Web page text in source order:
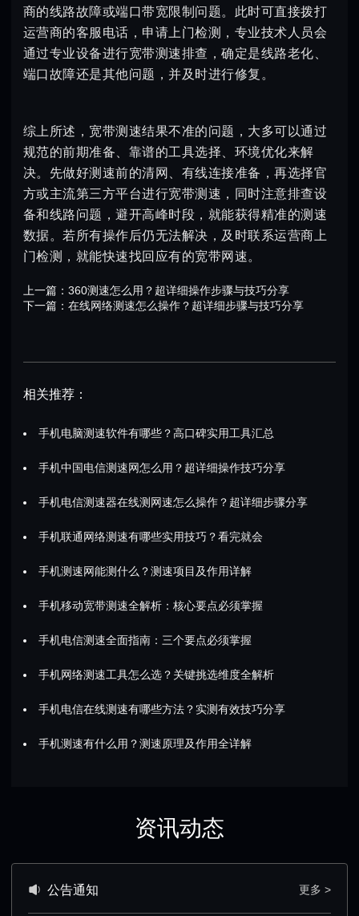
商的线路故障或端口带宽限制问题。此时可直接拨打
运营商的客服电话，申请上门检测，专业技术人员会
通过专业设备进行宽带测速排查，确定是线路老化、
端口故障还是其他问题，并及时进行修复。
综上所述，宽带测速结果不准的问题，大多可以通过
规范的前期准备、靠谱的工具选择、环境优化来解
决。先做好测速前的清网、有线连接准备，再选择官
方或主流第三方平台进行宽带测速，同时注意排查设
备和线路问题，避开高峰时段，就能获得精准的测速
数据。若所有操作后仍无法解决，及时联系运营商上
门检测，就能快速找回应有的宽带网速。
上一篇： 360测速怎么用？超详细操作步骤与技巧分享
下一篇： 在线网络测速怎么操作？超详细步骤与技巧分享
相关推荐：
手机电脑测速软件有哪些？高口碑实用工具汇总
手机中国电信测速网怎么用？超详细操作技巧分享
手机电信测速器在线测网速怎么操作？超详细步骤分享
手机联通网络测速有哪些实用技巧？看完就会
手机测速网能测什么？测速项目及作用详解
手机移动宽带测速全解析：核心要点必须掌握
手机电信测速全面指南：三个要点必须掌握
手机网络测速工具怎么选？关键挑选维度全解析
手机电信在线测速有哪些方法？实测有效技巧分享
手机测速有什么用？测速原理及作用全详解
资讯动态
公告通知 更多 >